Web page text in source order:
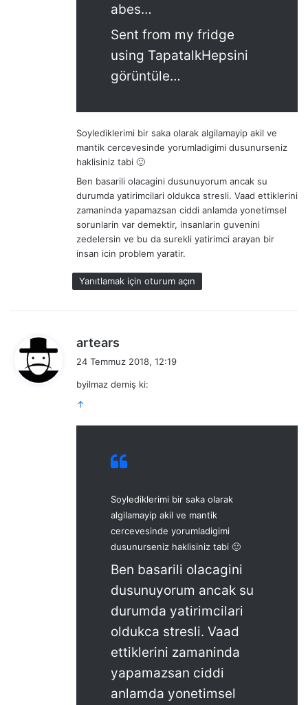
abes…
Sent from my fridge
using TapatalkHepsini
görüntüle…
Soylediklerimi bir saka olarak algilamayip akil ve
mantik cercevesinde yorumladigimi dusunurseniz
haklisiniz tabi 🙂
Ben basarili olacagini dusunuyorum ancak su
durumda yatirimcilari oldukca stresli. Vaad ettiklerini
zamaninda yapamazsan ciddi anlamda yonetimsel
sorunlarin var demektir, insanlarin guvenini
zedelersin ve bu da surekli yatirimci arayan bir
insan icin problem yaratir.
Yanıtlamak için oturum açın
artears
i
24 Temmuz 2018, 12:19
byilmaz demiş ki:
↑
Soylediklerimi bir saka olarak
algilamayip akil ve mantik
cercevesinde yorumladigimi
dusunurseniz haklisiniz tabi 🙂
Ben basarili olacagini
dusunuyorum ancak su
durumda yatirimcilari
oldukca stresli. Vaad
ettiklerini zamaninda
yapamazsan ciddi
anlamda yonetimsel